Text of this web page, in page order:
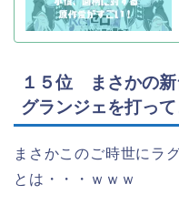
１５位 まさかの新
グランジェを打っ
まさかこのご時世にラ
とは・・・ｗｗｗ